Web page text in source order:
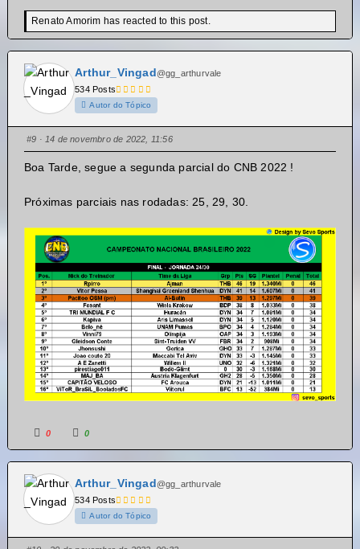
Renato Amorim has reacted to this post.
Arthur_Vingad@gg_arthurvale
534 Posts
Autor do Tópico
#9 · 14 de novembro de 2022, 11:56
Boa Tarde, segue a segunda parcial do CNB 2022 !
Próximas parciais nas rodadas: 25, 29, 30.
0 0
Arthur_Vingad@gg_arthurvale
534 Posts
Autor do Tópico